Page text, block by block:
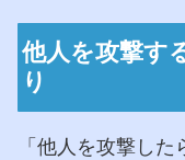
他人を攻撃す
り
「他人を攻撃し